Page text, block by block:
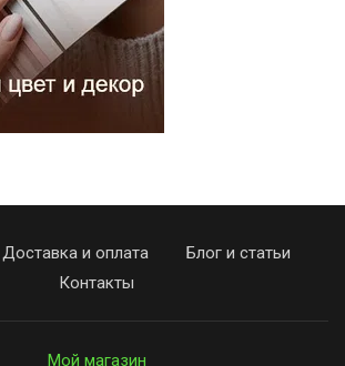
Доставка и оплата
Блог и статьи
Контакты
Мой магазин